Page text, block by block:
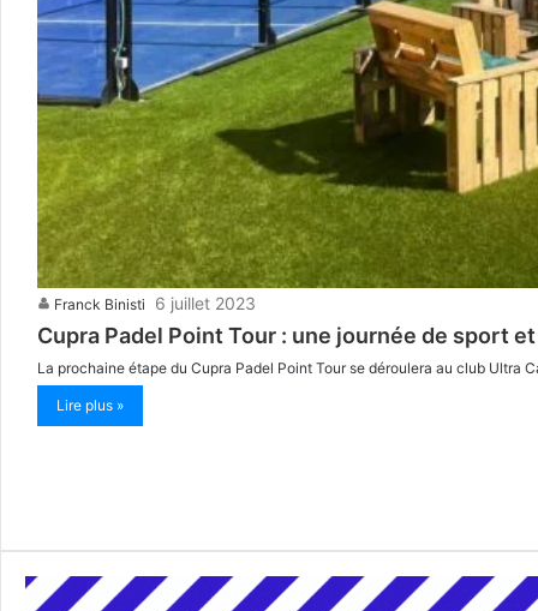
Franck Binisti 6 juillet 2023
Cupra Padel Point Tour : une journée de sport
La prochaine étape du Cupra Padel Point Tour se déroulera au club
Lire plus »